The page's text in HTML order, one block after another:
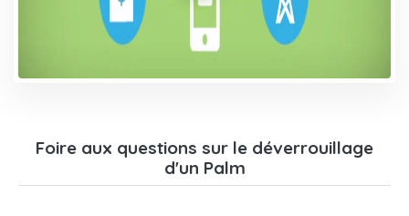
Foire aux questions sur le déverrouillage
d'un Palm